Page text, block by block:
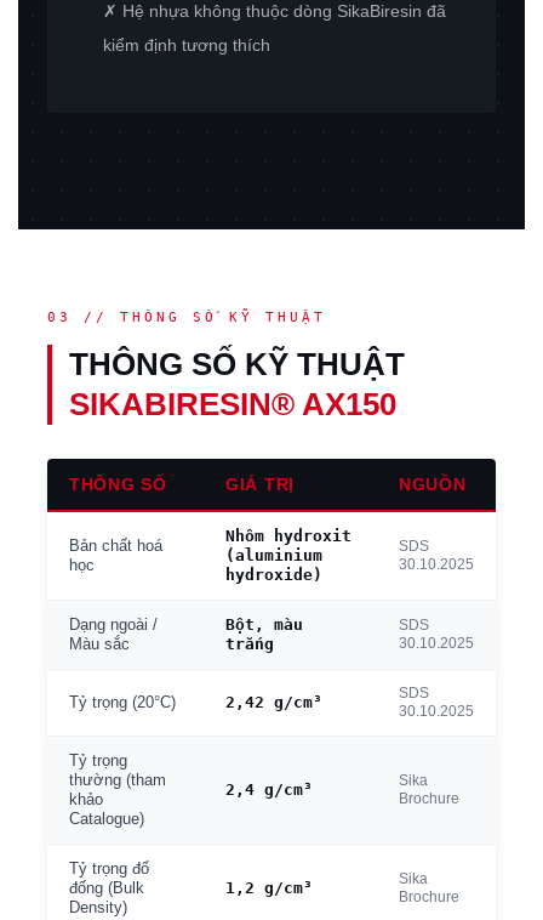
✗ Hệ nhựa không thuộc dòng SikaBiresin đã
kiểm định tương thích
03 // THÔNG SỐ KỸ THUẬT
THÔNG SỐ KỸ THUẬT
SIKABIRESIN® AX150
THÔNG SỐ GIÁ TRỊ NGUỒN
Bản chất hoá
học
Nhôm hydroxit
(aluminium
hydroxide)
SDS
30.10.2025
Dạng ngoài /
Màu sắc
Bột, màu
trắng
SDS
30.10.2025
Tỷ trọng (20°C) 2,42 g/cm³
SDS
30.10.2025
Tỷ trọng
thường (tham
khảo
Catalogue)
2,4 g/cm³
Sika
Brochure
Tỷ trọng đổ
đống (Bulk
Density)
1,2 g/cm³
Sika
Brochure